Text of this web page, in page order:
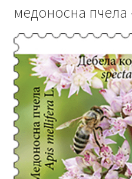
медоносна пчела